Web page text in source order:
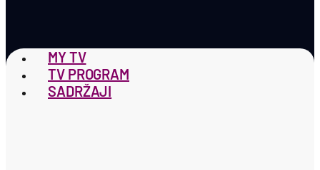
MY TV
TV PROGRAM
SADRŽAJI